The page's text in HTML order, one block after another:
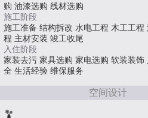
购 油漆选购 线材选购
施工阶段
施工准备 结构拆改 水电工程 木工工程
程 主材安装 竣工收尾
入住阶段
家装去污 家具选购 家电选购 软装装饰
全 生活经验 维保服务
空间设计